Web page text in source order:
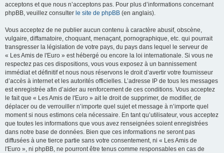
acceptons et que nous n’acceptons pas. Pour plus d’informations concernant
phpBB, veuillez consulter le site de phpBB (en anglais).
Vous acceptez de ne publier aucun contenu à caractère abusif, obscène,
vulgaire, diffamatoire, choquant, menaçant, pornographique, etc. qui pourrait
transgresser la législation de votre pays, du pays dans lequel le serveur de
« Les Amis de l'Euro » est hébergé ou encore la loi internationale. Si vous ne
respectez pas ces dispositions, vous vous exposez à un bannissement
immédiat et définitif et nous nous réservons le droit d’avertir votre fournisseur
d’accès à internet et les autorités officielles. L’adresse IP de tous les messages
est enregistrée afin d’aider au renforcement de ces conditions. Vous acceptez
le fait que « Les Amis de l'Euro » ait le droit de supprimer, de modifier, de
déplacer ou de verrouiller n’importe quel sujet et message à n’importe quel
moment si nous estimons cela nécessaire. En tant qu’utilisateur, vous acceptez
que toutes les informations que vous avez renseignées soient enregistrées
dans notre base de données. Bien que ces informations ne seront pas
diffusées à une tierce partie sans votre consentement, ni « Les Amis de
l'Euro », ni phpBB, ne pourront être tenus comme responsables en cas de